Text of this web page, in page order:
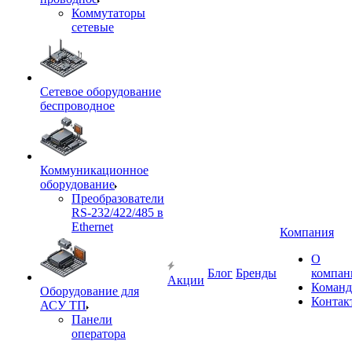
Коммутаторы
сетевые
Сетевое оборудование
беспроводное
Коммуникационное
оборудование
Преобразователи
RS-232/422/485 в
Ethernet
Оборудование для
АСУ ТП
Панели
оператора
Акции
Блог Бренды
Компания
О